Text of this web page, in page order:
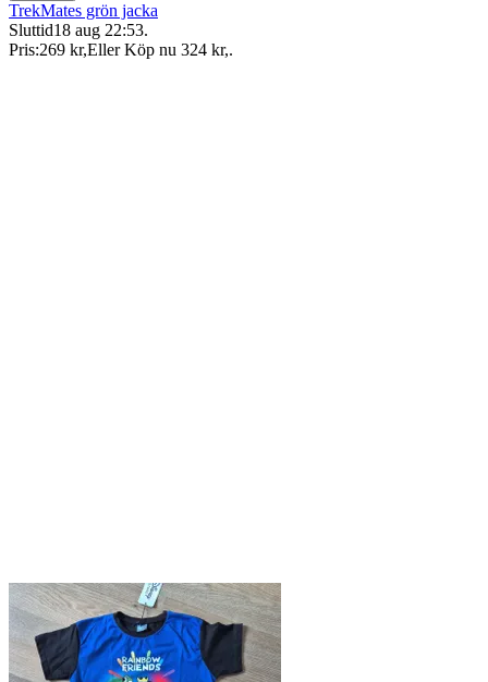
TrekMates grön jacka
Sluttid18 aug 22:53.
Pris:269 kr,Eller Köp nu 324 kr,.